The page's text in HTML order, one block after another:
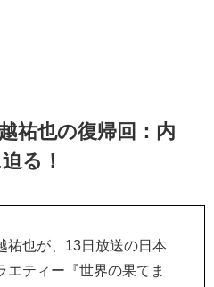
祐也の復帰回：内
る！
也が、13日放送の日本
エティー『世界の果てま